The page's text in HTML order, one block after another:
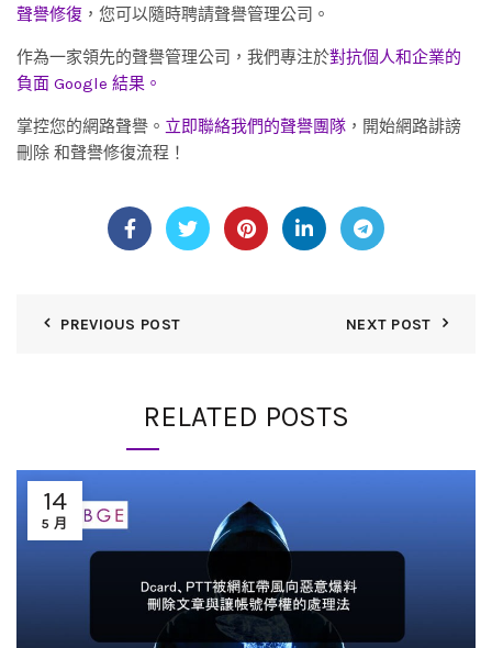
聲譽修復 ，您可以隨時聘請聲譽管理公司。
作為一家領先的聲譽管理公司，我們專注於對抗個人和企業的
負面 Google 結果。
掌控您的網路聲譽。 立即聯絡我們的聲譽團隊 ，開始網路誹謗
刪除 和聲譽修復流程！
PREVIOUS POST NEXT POST
RELATED POSTS
14
5 月